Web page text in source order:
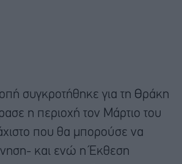
συγκροτήθηκε για τη Θράκη
η περιοχή τον Μάρτιο του
που θα μπορούσε να
και ενώ η Έκθεση